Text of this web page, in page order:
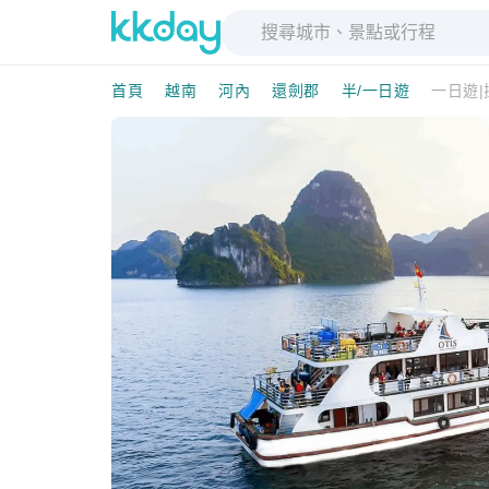
首頁 越南 河內 還劍郡 半/一日遊 一日遊|